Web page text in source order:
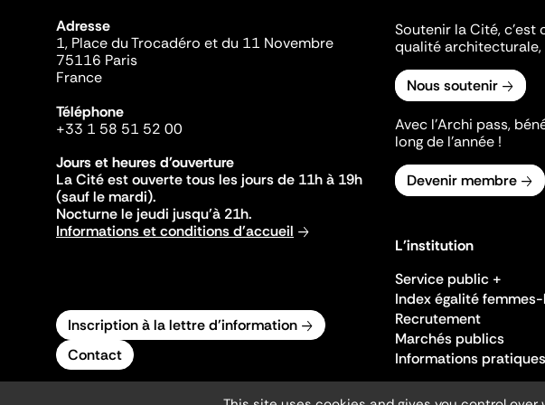
Adresse
1, Place du Trocadéro et du 11 Novembre
75116 Paris
France
Téléphone
+33 1 58 51 52 00
Jours et heures d'ouverture
La Cité est ouverte tous les jours de 11h à 19h
(sauf le mardi).
Nocturne le jeudi jusqu'à 21h.
Informations et conditions d'accueil
Inscription à la lettre d'information
Contact
Soutenir la Cité, c'est
qualité
Nous soutenir
Avec l’Archi pass,
long de l’année !
Devenir membre
L'institution
Service public +
Index égalité
Recrutement
Marchés publics
Informations pratiques